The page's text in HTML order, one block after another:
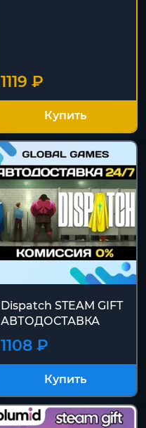
1119 ₽
Купить
Dispatch STEAM GIFT
АВТОДОСТАВКА
1108 ₽
Купить